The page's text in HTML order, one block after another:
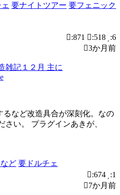
要ナイトツアー 要フェニック
:871
:518 :6
3か月前
雑記１２月 主に
るなど改造具合が深刻化。なの
い。 プラグインあきが、
ど 要ドルチェ
:674 :1
7か月前